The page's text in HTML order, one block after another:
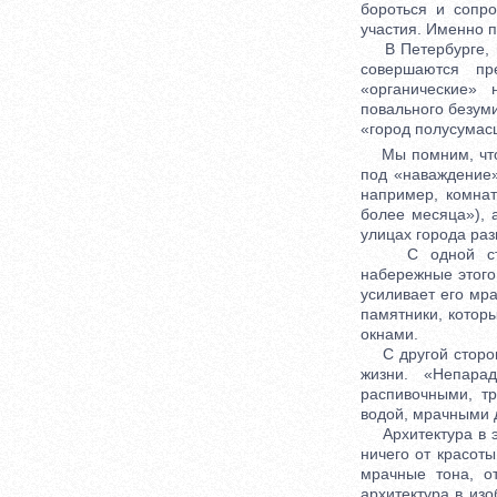
бороться и
участия. Именно
В Петербурге,
совершаются
повального
«город
Мы помним, что
под
например,
более месяца»),
улицах города
С одной
набережные
усиливает его
памятники,
окнами.
С другой
жизни.
распивочными,
водой, мрачными
Архитектура в
ничего от
мрачные тона,